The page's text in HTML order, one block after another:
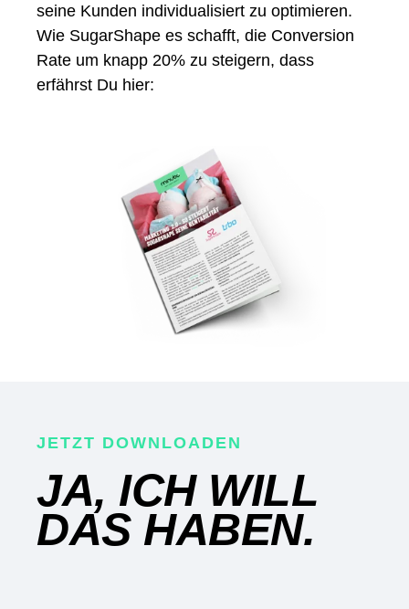
seine Kunden individualisiert zu optimieren.
Wie SugarShape es schafft, die Conversion
Rate um knapp 20% zu steigern, dass
erfährst Du hier:
JETZT DOWNLOADEN
JA, ICH WILL
DAS HABEN.